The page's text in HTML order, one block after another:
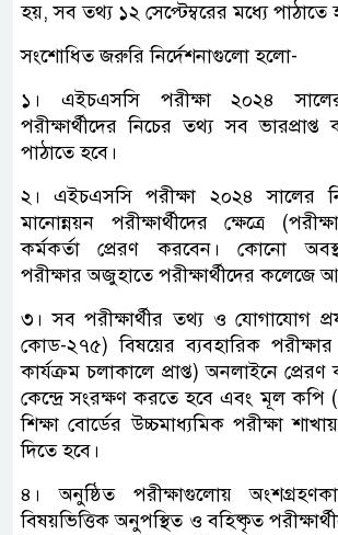
হয়, সব তথ্য ১২ সেপ্টেম্বরের মধ্যে পাঠাতে
সংশোধিত জরুরি নির্দেশনাগুলো হলো-
১। এইচএসসি পরীক্ষা ২০২৪
পরীক্ষার্থীদের নিচের তথ্য সব ভারপ্রাপ্ত
পাঠাতে হবে।
২। এইচএসসি পরীক্ষা ২০২৪ সালের
মানোন্নয়ন পরীক্ষার্থীদের ক্ষেত্রে
কর্মকর্তা প্রেরণ করবেন। কোনো
পরীক্ষার অজুহাতে পরীক্ষার্থীদের কলেজে
৩। সব পরীক্ষার্থীর তথ্য ও যোগাযোগ
কোড-২৭৫) বিষয়ের ব্যবহারিক পরীক্ষার
কার্যক্রম চলাকালে প্রাপ্ত) অনলাইনে
কেন্দ্রে সংরক্ষণ করতে হবে এবং মূল
শিক্ষা বোর্ডের উচ্চমাধ্যমিক পরীক্ষা
দিতে হবে।
৪। অনুষ্ঠিত পরীক্ষাগুলোয়
বিষয়ভিত্তিক অনুপস্থিত ও বহিষ্কৃত